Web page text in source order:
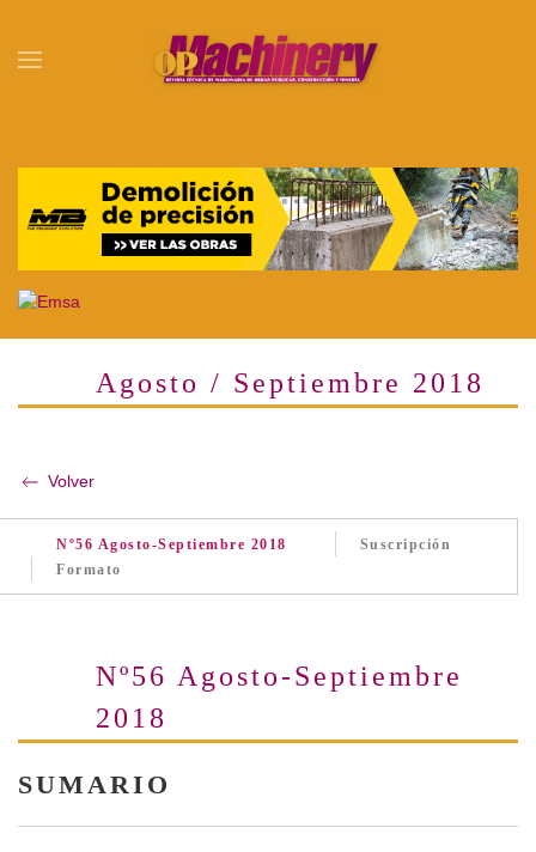
Skip to main content
Agosto / Septiembre 2018
Volver
Nº56 Agosto-Septiembre 2018
Suscripción
Formato
Nº56 Agosto-Septiembre
2018
SUMARIO